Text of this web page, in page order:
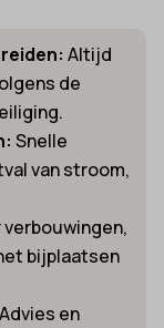
Altijd
de
Snelle
van stroom,
verbouwingen,
bijplaatsen
Advies en